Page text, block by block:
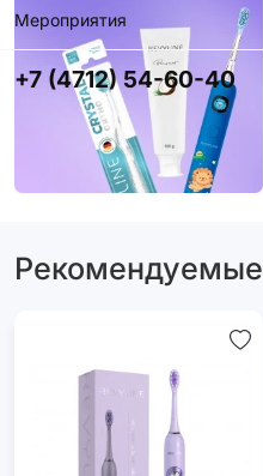
Мероприятия
+7 (4712) 54-60-40
Рекомендуемые